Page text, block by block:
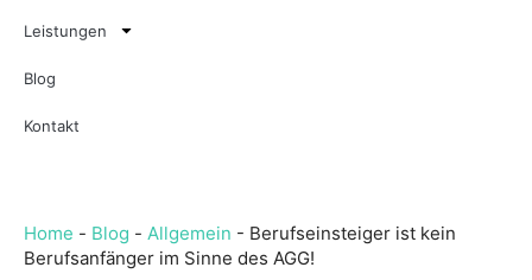
Leistungen
Blog
Kontakt
Home - Blog - Allgemein - Berufseinsteiger ist kein
Berufsanfänger im Sinne des AGG!